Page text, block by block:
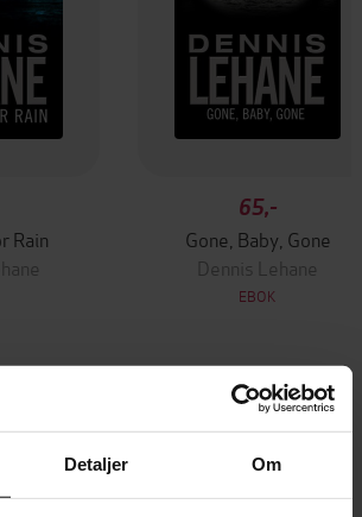
Detaljer Om
Rain
65,-
Gone, Baby, Gone
Dennis Lehane
EBOK
kjøpt